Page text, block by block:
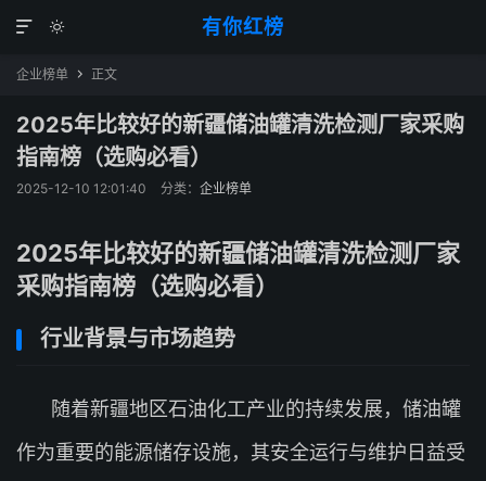
有你红榜


企业榜单  正文
2025年比较好的新疆储油罐清洗检测厂家采购
指南榜（选购必看）
2025-12-10 12:01:40 分类： 企业榜单
2025年比较好的新疆储油罐清洗检测厂家
采购指南榜（选购必看）
行业背景与市场趋势
随着新疆地区石油化工产业的持续发展，储油罐
作为重要的能源储存设施，其安全运行与维护日益受